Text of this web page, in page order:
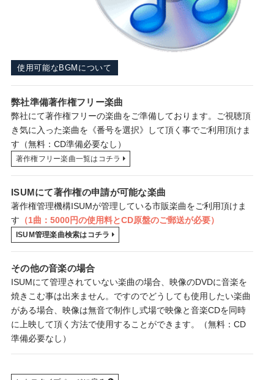
使用可能なBGMについて
弊社準備著作権フリー楽曲
弊社にて著作権フリーの楽曲をご準備しております。ご視聴頂
き気に入った楽曲を《番号を選択》して頂く事でご利用頂けま
す （無料：CD準備必要なし）
著作権フリー楽曲一覧はコチラ
ISUMにて著作権の申請が可能な楽曲
著作権管理機構ISUMが管理している市販楽曲をご利用頂けま
す （1曲：5000円の使用料とCD原盤のご郵送が必要）
ISUM管理楽曲検索はコチラ
その他の音楽の場合
ISUMにて管理されていない楽曲の場合、映像のDVDに音楽を
焼きこむ事は出来ません。ですのでどうしても使用したい楽曲
がある場合、 映像は無音で制作し式場で映像と音楽CDを同時
に上映して頂く方法で使用することができます。（無料：CD
準備必要なし）